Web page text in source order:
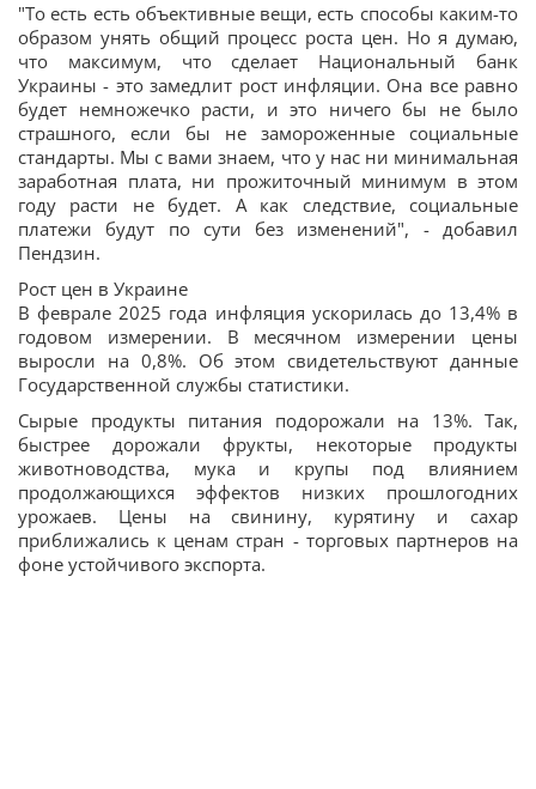
"То есть есть объективные вещи, есть способы каким-то
образом унять общий процесс роста цен. Но я думаю,
что максимум, что сделает Национальный банк
Украины - это замедлит рост инфляции. Она все равно
будет немножечко расти, и это ничего бы не было
страшного, если бы не замороженные социальные
стандарты. Мы с вами знаем, что у нас ни минимальная
заработная плата, ни прожиточный минимум в этом
году расти не будет. А как следствие, социальные
платежи будут по сути без изменений", - добавил
Пендзин.
Рост цен в Украине
В феврале 2025 года инфляция ускорилась до 13,4% в
годовом измерении. В месячном измерении цены
выросли на 0,8%. Об этом свидетельствуют данные
Государственной службы статистики.
Сырые продукты питания подорожали на 13%. Так,
быстрее дорожали фрукты, некоторые продукты
животноводства, мука и крупы под влиянием
продолжающихся эффектов низких прошлогодних
урожаев. Цены на свинину, курятину и сахар
приближались к ценам стран - торговых партнеров на
фоне устойчивого экспорта.